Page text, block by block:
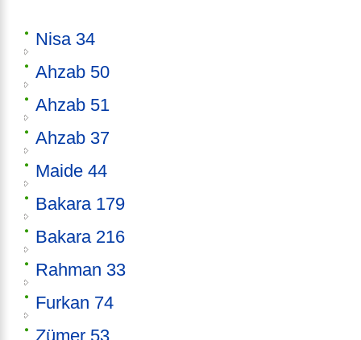
Nisa 34
Ahzab 50
Ahzab 51
Ahzab 37
Maide 44
Bakara 179
Bakara 216
Rahman 33
Furkan 74
Zümer 53